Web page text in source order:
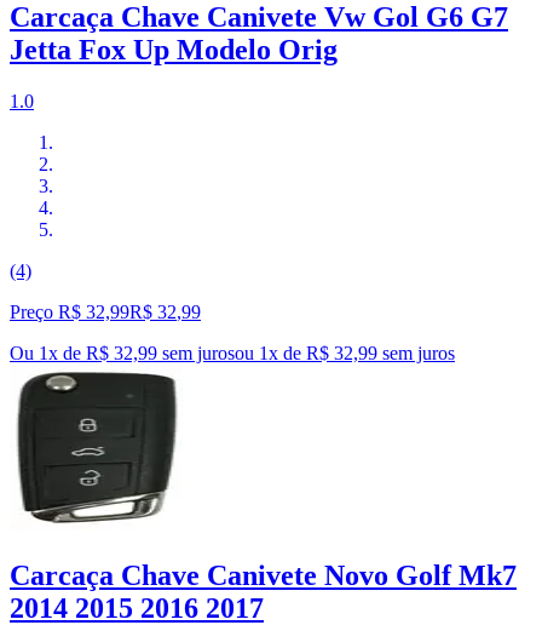
Carcaça Chave Canivete Vw Gol G6 G7
Jetta Fox Up Modelo Orig
1.0
(4)
Preço R$ 32,99R$ 32,99
Ou 1x de R$ 32,99 sem jurosou 1x de R$ 32,99 sem juros
Carcaça Chave Canivete Novo Golf Mk7
2014 2015 2016 2017